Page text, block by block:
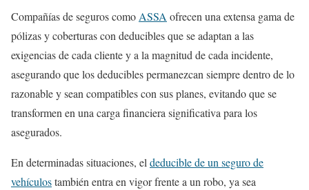
Compañías de seguros comoASSAofrecen una extensa gama de
pólizas y coberturas con deducibles que se adaptan a las
exigencias de cada cliente y a la magnitud de cada incidente,
asegurando que los deducibles permanezcan siempre dentro de lo
razonable y sean compatibles con sus planes, evitando que se
transformen en una carga financiera significativa para los
asegurados.
En determinadas situaciones, eldeducible de un seguro de
vehículostambién entra en vigor frente a un robo, ya sea